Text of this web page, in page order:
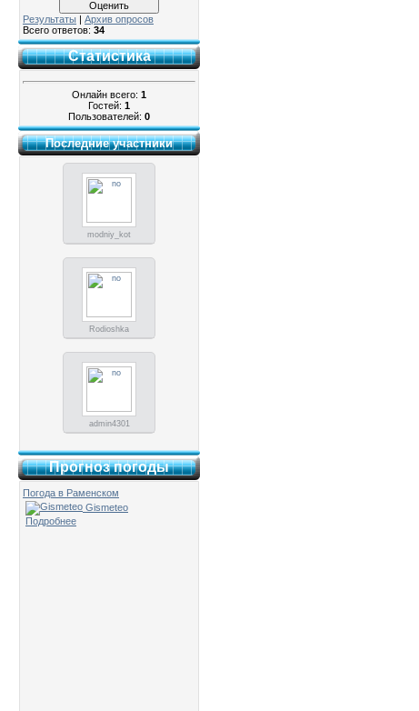
Результаты | Архив опросов
Всего ответов: 34
Статистика
Онлайн всего: 1
Гостей: 1
Пользователей: 0
Последние участники
modniy_kot
Rodioshka
admin4301
Прогноз погоды
Погода в Раменском
Gismeteo
Подробнее